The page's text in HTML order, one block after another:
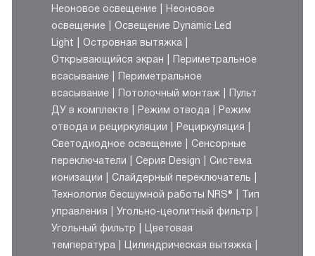
Неоновое освещение
Неоновое
освещение
Освещение Dynamic Led
Light
Островная вытяжка
Открывающийся экран
Периметральное
всасывание
Периметральное
всасывание
Потолочный монтаж
Пульт
ДУ в комплекте
Режим отвода
Режим
отвода и рециркуляции
Рециркуляция
Светодиодное освещение
Сенсорные
переключатели
Серия Design
Система
ионизации
Слайдерный переключатель
Технология бесшумной работы NRS®
Тип
управления
Угольно-цеолитный фильтр
Угольный фильтр
Цветовая
температура
Цилиндрическая вытяжка